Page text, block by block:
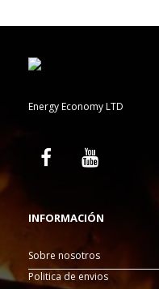
Energy Economy LTD
INFORMACIÓN
Sobre nosotros
Politica de envios